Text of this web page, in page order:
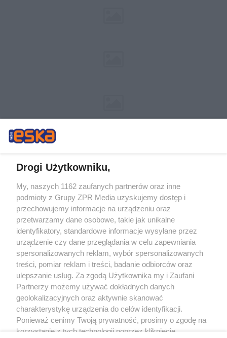
Żaden utwór zamieszczony w serwisie nie może być powielany i
rozpowszechniany lub dalej rozpowszechniany w jakikolwiek sposób (w
tym także elektroniczny lub mechaniczny) na jakimkolwiek polu
eksploatacji w jakiejkolwiek formie, włącznie z umieszczaniem w Internecie
bez pisemnej zgody właściciela praw. Jakiekolwiek użycie lub
wykorzystanie utworów w całości lub w części z naruszeniem prawa, tzn.
bez właściwej zgody, jest zabronione pod groźbą kary i może być ścigane
prawnie.
O nas
Drogi Użytkowniku,
My, naszych 1162 zaufanych partnerów oraz inne
podmioty z Grupy ZPR Media uzyskujemy dostęp i
przechowujemy informacje na urządzeniu oraz
przetwarzamy dane osobowe, takie jak unikalne
identyfikatory, standardowe informacje wysyłane przez
urządzenie czy dane przeglądania w celu zapewniania
spersonalizowanych reklam, wybór spersonalizowanych
treści, pomiar reklam i treści, badanie odbiorców oraz
ulepszanie usług. Za zgodą Użytkownika my i Zaufani
Partnerzy możemy używać dokładnych danych
geolokalizacyjnych oraz aktywnie skanować
charakterystykę urządzenia do celów identyfikacji.
Ponieważ cenimy Twoją prywatność, prosimy o zgodę na
korzystanie z tych technologii poprzez kliknięcie